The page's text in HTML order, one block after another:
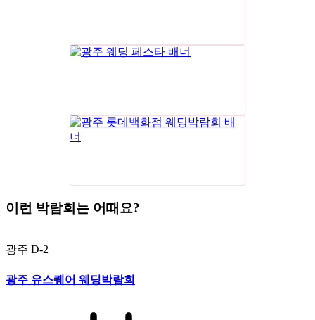
이런 박람회는 어때요?
광주 D-2
광주 유스퀘어 웨딩박람회